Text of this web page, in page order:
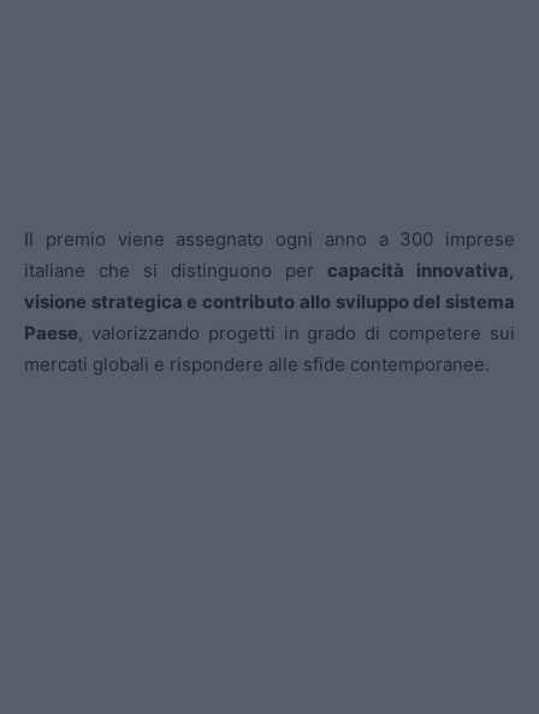
Il premio viene assegnato ogni anno a 300 imprese
italiane che si distinguono per capacità innovativa,
visione strategica e contributo allo sviluppo del sistema
Paese, valorizzando progetti in grado di competere sui
mercati globali e rispondere alle sfide contemporanee.